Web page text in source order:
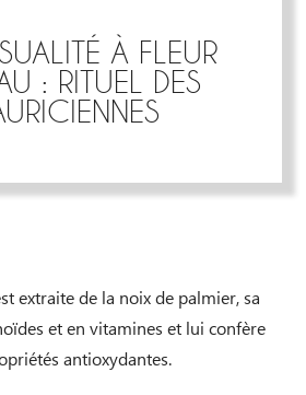
À FLEUR
: RITUEL DES
extraite de la noix de palmier, sa
et en vitamines et lui confère
antioxydantes.